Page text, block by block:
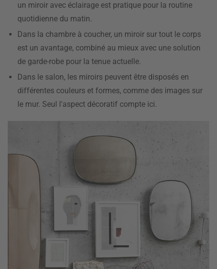
un miroir avec éclairage est pratique pour la routine
quotidienne du matin.
Dans la chambre à coucher, un miroir sur tout le corps
est un avantage, combiné au mieux avec une solution
de garde-robe pour la tenue actuelle.
Dans le salon, les miroirs peuvent être disposés en
différentes couleurs et formes, comme des images sur
le mur. Seul l'aspect décoratif compte ici.